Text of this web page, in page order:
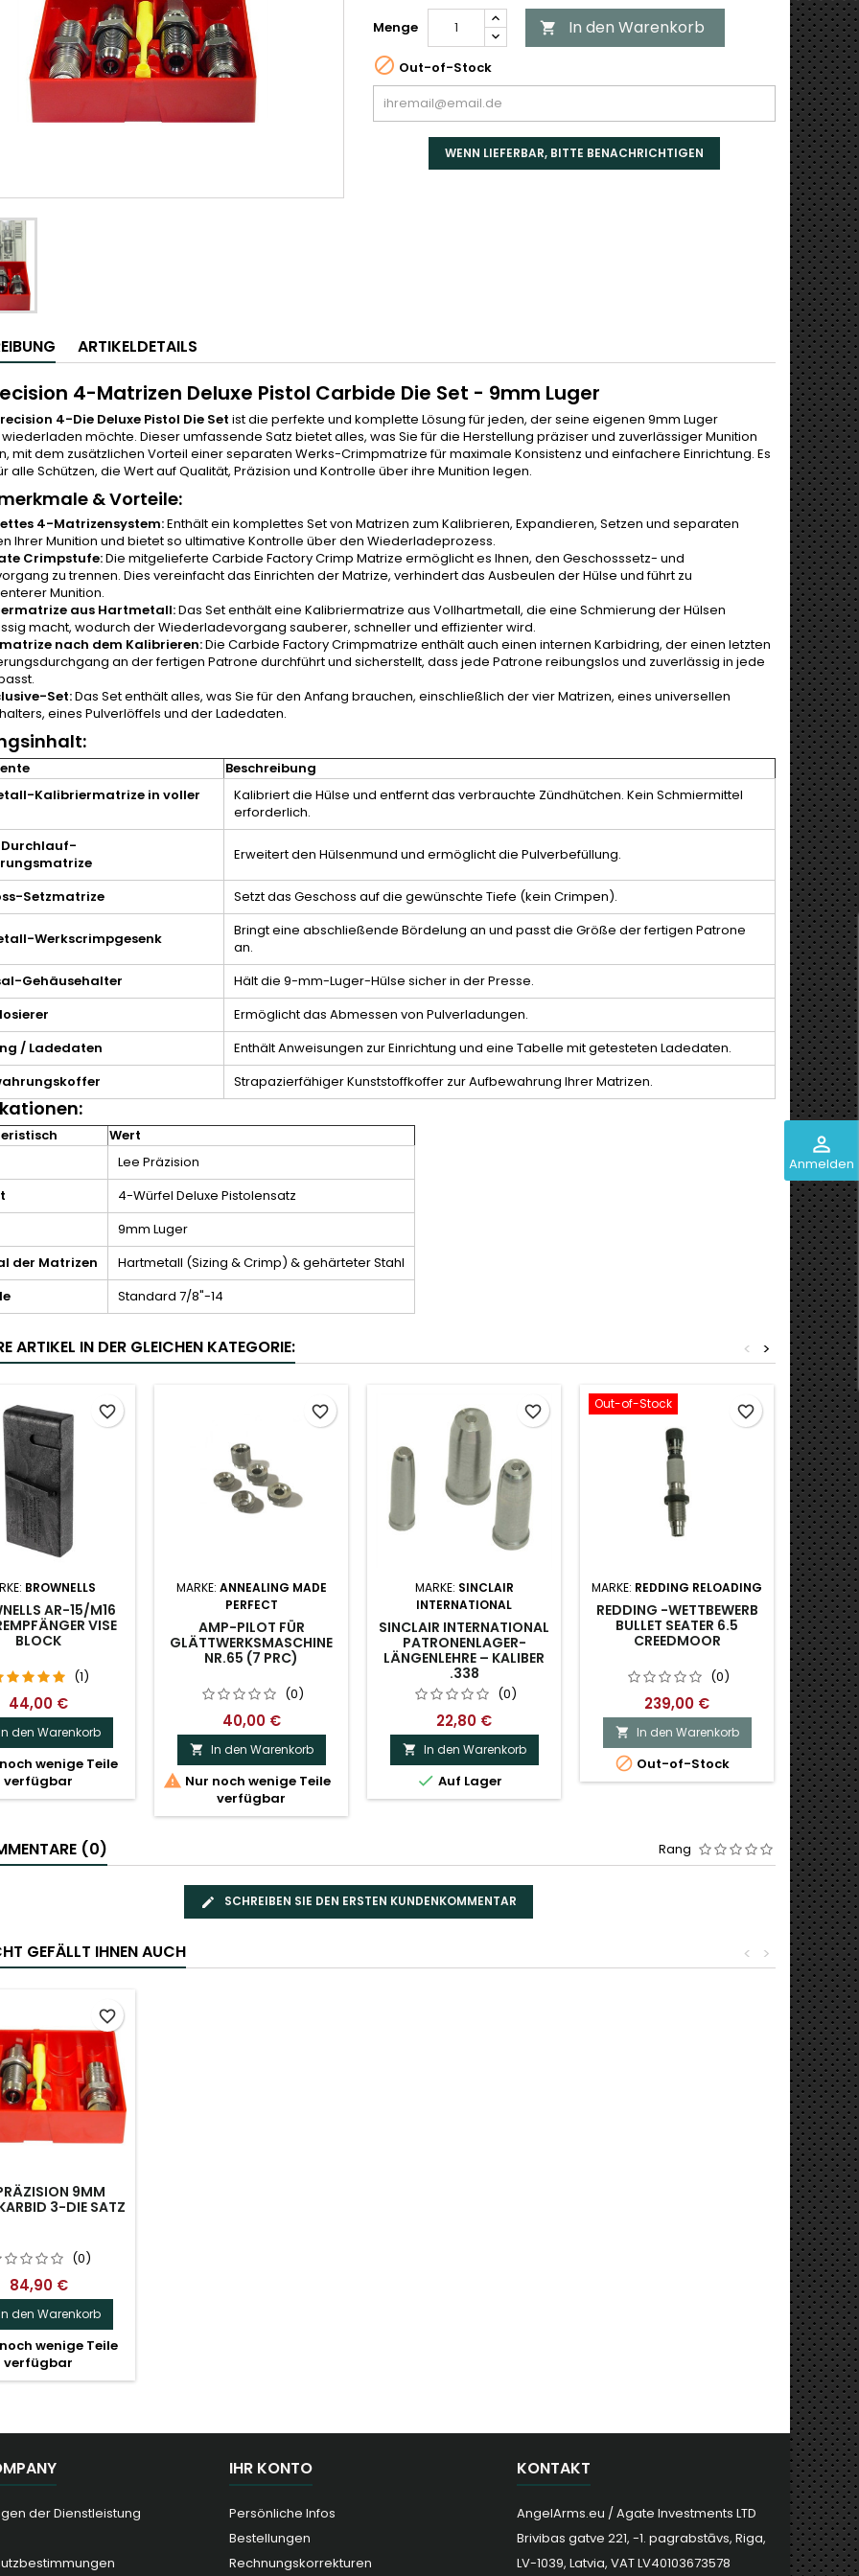
perm_identity
Anmelden
Menge  In den Warenkorb
 Out-of-Stock
WENN LIEFERBAR, BITTE BENACHRICHTIGEN
ARTIKELDETAILS
4-Matrizen Deluxe Pistol Carbide Die Set - 9mm Luger
4-Die Deluxe Pistol Die Set ist die perfekte und komplette Lösung für jeden, der seine eigenen 9mm Luger
möchte. Dieser umfassende Satz bietet alles, was Sie für die Herstellung präziser und zuverlässiger Munition
mit dem zusätzlichen Vorteil einer separaten Werks-Crimpmatrize für maximale Konsistenz und einfachere Einrichtung. Es
alle Schützen, die Wert auf Qualität, Präzision und Kontrolle über ihre Munition legen.
& Vorteile:
4-Matrizensystem:Enthält ein komplettes Set von Matrizen zum Kalibrieren, Expandieren, Setzen und separaten
Ihrer Munition und bietet so ultimative Kontrolle über den Wiederladeprozess.
Crimpstufe:Die mitgelieferte Carbide Factory Crimp Matrize ermöglicht es Ihnen, den Geschosssetz- und
zu trennen. Dies vereinfacht das Einrichten der Matrize, verhindert das Ausbeulen der Hülse und führt zu
Munition.
aus Hartmetall:Das Set enthält eine Kalibriermatrize aus Vollhartmetall, die eine Schmierung der Hülsen
macht, wodurch der Wiederladevorgang sauberer, schneller und effizienter wird.
nach dem Kalibrieren:Die Carbide Factory Crimpmatrize enthält auch einen internen Karbidring, der einen letzten
an der fertigen Patrone durchführt und sicherstellt, dass jede Patrone reibungslos und zuverlässig in jede
Set:Das Set enthält alles, was Sie für den Anfang brauchen, einschließlich der vier Matrizen, eines universellen
eines Pulverlöffels und der Ladedaten.
Beschreibung
Kalibriermatrize in voller
Kalibriert die Hülse und entfernt das verbrauchte Zündhütchen. Kein Schmiermittel
erforderlich.
Erweitert den Hülsenmund und ermöglicht die Pulverbefüllung.
Setzmatrize Setzt das Geschoss auf die gewünschte Tiefe (kein Crimpen).
Werkscrimpgesenk
Bringt eine abschließende Bördelung an und passt die Größe der fertigen Patrone
an.
Gehäusehalter
Hält die 9-mm-Luger-Hülse sicher in der Presse.
Ermöglicht das Abmessen von Pulverladungen.
/ Ladedaten
Enthält Anweisungen zur Einrichtung und eine Tabelle mit getesteten Ladedaten.
Strapazierfähiger Kunststoffkoffer zur Aufbewahrung Ihrer Matrizen.
Wert
Lee Präzision
4-Würfel Deluxe Pistolensatz
9mm Luger
der Matrizen
Hartmetall (Sizing & Crimp) & gehärteter Stahl
Standard 7/8"-14
ARTIKEL IN DER GLEICHEN KATEGORIE: >
<
BROWNELLS
AR-15/M16
VISE
BLOCK
(1)
44,00 €
den Warenkorb
wenige Teile
verfügbar
favorite_border
MARKE: ANNEALING MADE
PERFECT
AMP-PILOT FÜR
GLÄTTWERKSMASCHINE
NR.65 (7 PRC)
(0)
40,00 €
 In den Warenkorb
 Nur noch wenige Teile
verfügbar
favorite_border
MARKE: SINCLAIR
INTERNATIONAL
SINCLAIR INTERNATIONAL
PATRONENLAGER-
LÄNGENLEHRE – KALIBER
.338
(0)
22,80 €
 In den Warenkorb
 Auf Lager
favorite_border Out-of-Stock
MARKE: REDDING RELOADING
REDDING -WETTBEWERB
BULLET SEATER 6.5
CREEDMOOR
(0)
239,00 €
 In den Warenkorb
 Out-of-Stock
favorite_border Neu
L.E.

Nur
(0) Rang
SCHREIBEN SIE DEN ERSTEN KUNDENKOMMENTAR
GEFÄLLT IHNEN AUCH >
<
9MM
3-DIE SATZ
(0)
84,90 €
den Warenkorb
wenige Teile
verfügbar
favorite_border
der Dienstleistung
IHR KONTO
Persönliche Infos
Bestellungen
Rechnungskorrekturen
KONTAKT
AngelArms.eu / Agate Investments LTD
Brivibas gatve 221, -1. pagrabstāvs, Riga,
LV-1039, Latvia, VAT LV40103673578